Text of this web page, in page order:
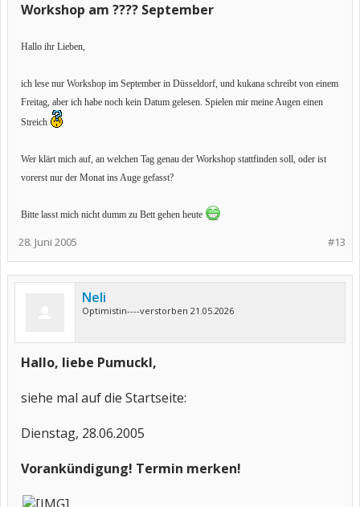
Workshop am ???? September
Hallo ihr Lieben,
ich lese nur Workshop im September in Düsseldorf, und kukana schreibt von einem
Freitag, aber ich habe noch kein Datum gelesen. Spielen mir meine Augen einen
Streich
Wer klärt mich auf, an welchen Tag genau der Workshop stattfinden soll, oder ist
vorerst nur der Monat ins Auge gefasst?
Bitte lasst mich nicht dumm zu Bett gehen heute
#13
28. Juni 2005
Neli
Optimistin----verstorben 21.05.2026
Hallo, liebe Pumuckl,
siehe mal auf die Startseite:
Dienstag, 28.06.2005
Vorankündigung! Termin merken!